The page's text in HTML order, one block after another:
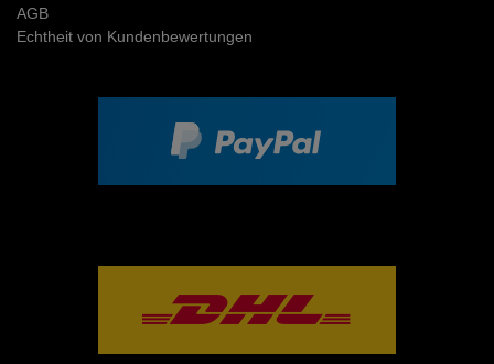
AGB
Echtheit von Kundenbewertungen